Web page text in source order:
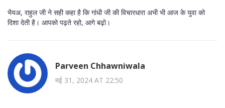
भैयअ, राहुल जी ने सही कहा है कि गांधी जी की विचारधारा अभी भी आज के युवा को
दिशा देती है। आपको पढ़ते रहो, आगे बढ़ो।
Parveen Chhawniwala
मई 31, 2024 AT 22:50